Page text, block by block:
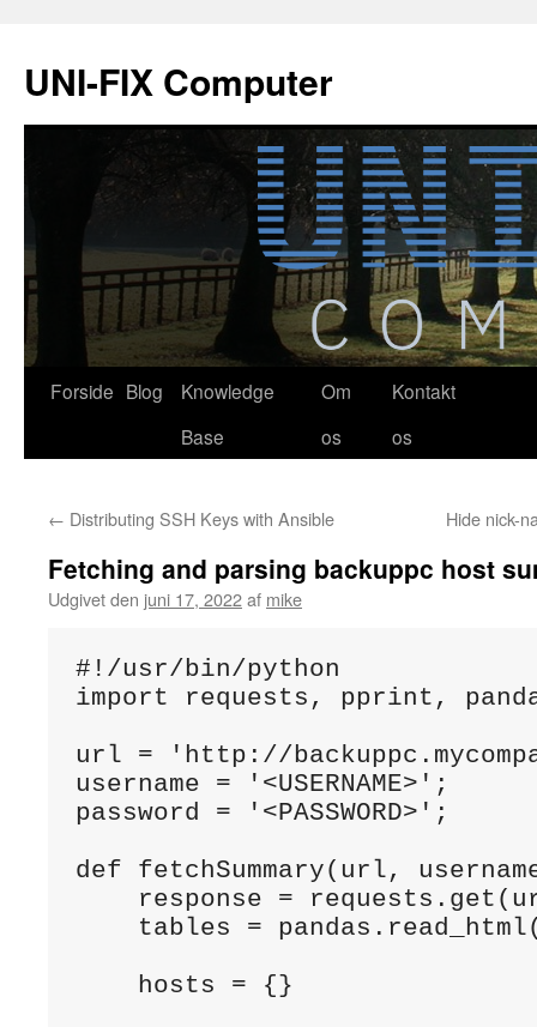
indhold
UNI-FIX Computer
Forside Blog
Knowledge
Base
Om
os
Kontakt
os
← Distributing SSH Keys with Ansible Hide nick-
Fetching and parsing backuppc host
Udgivet den juni 17, 2022af mike
#!/usr/bin/python
import requests, pprint,
url = 'http://
username = '<USERNAME>';
password = '<PASSWORD>';
def fetchSummary(url,
response =
tables =
    hosts = {}